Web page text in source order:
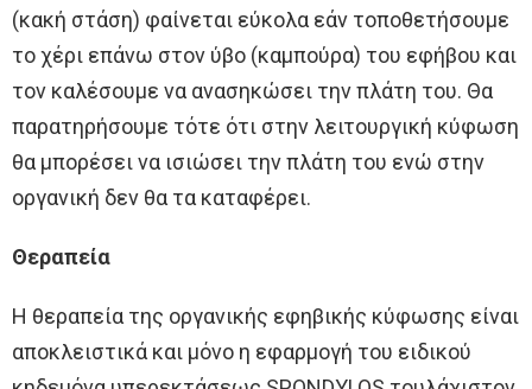
(κακή στάση) φαίνεται εύκολα εάν τοποθετήσουμε
το χέρι επάνω στον ύβο (καμπούρα) του εφήβου και
τον καλέσουμε να ανασηκώσει την πλάτη του. Θα
παρατηρήσουμε τότε ότι στην λειτουργική κύφωση
θα μπορέσει να ισιώσει την πλάτη του ενώ στην
οργανική δεν θα τα καταφέρει.
Θεραπεία
Η θεραπεία της οργανικής εφηβικής κύφωσης είναι
αποκλειστικά και μόνο η εφαρμογή του ειδικού